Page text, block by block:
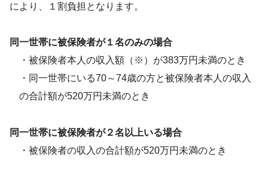
により、１割負担となります。
同一世帯に被保険者が１名のみの場合
・被保険者本人の収入額（※）が383万円未満のとき
・同一世帯にいる70～74歳の方と被保険者本人の収入
の合計額が520万円未満のとき
同一世帯に被保険者が２名以上いる場合
・被保険者の収入の合計額が520万円未満のとき